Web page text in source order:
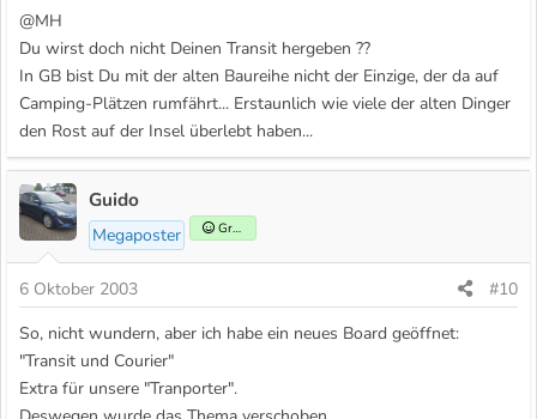
@MH
Du wirst doch nicht Deinen Transit hergeben ??
In GB bist Du mit der alten Baureihe nicht der Einzige, der da auf
Camping-Plätzen rumfährt... Erstaunlich wie viele der alten Dinger
den Rost auf der Insel überlebt haben...
Guido
Megaposter Gründer
6 Oktober 2003
#10
So, nicht wundern, aber ich habe ein neues Board geöffnet:
"Transit und Courier"
Extra für unsere "Tranporter".